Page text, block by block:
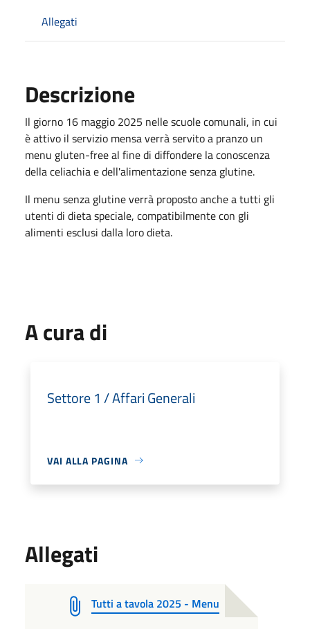
Allegati
Descrizione
Il giorno 16 maggio 2025 nelle scuole comunali, in cui
è attivo il servizio mensa verrà servito a pranzo un
menu gluten-free al fine di diffondere la conoscenza
della celiachia e dell'alimentazione senza glutine.
Il menu senza glutine verrà proposto anche a tutti gli
utenti di dieta speciale, compatibilmente con gli
alimenti esclusi dalla loro dieta.
A cura di
Settore 1 / Affari Generali
VAI ALLA PAGINA
Allegati
Tutti a tavola 2025 - Menu